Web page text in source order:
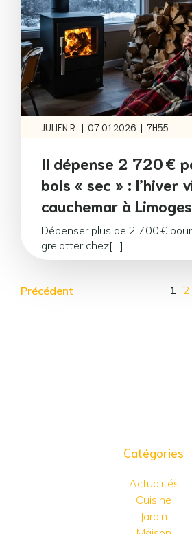
JULIEN R. | 07.01.2026 | 7H55
Il dépense 2 720 €
bois « sec » : l’hiver
cauchemar à Limoges
Dépenser plus de 2 700 €
grelotter chez[…]
Précédent 1 2
Catégories
Actualités
Cuisine
Jardin